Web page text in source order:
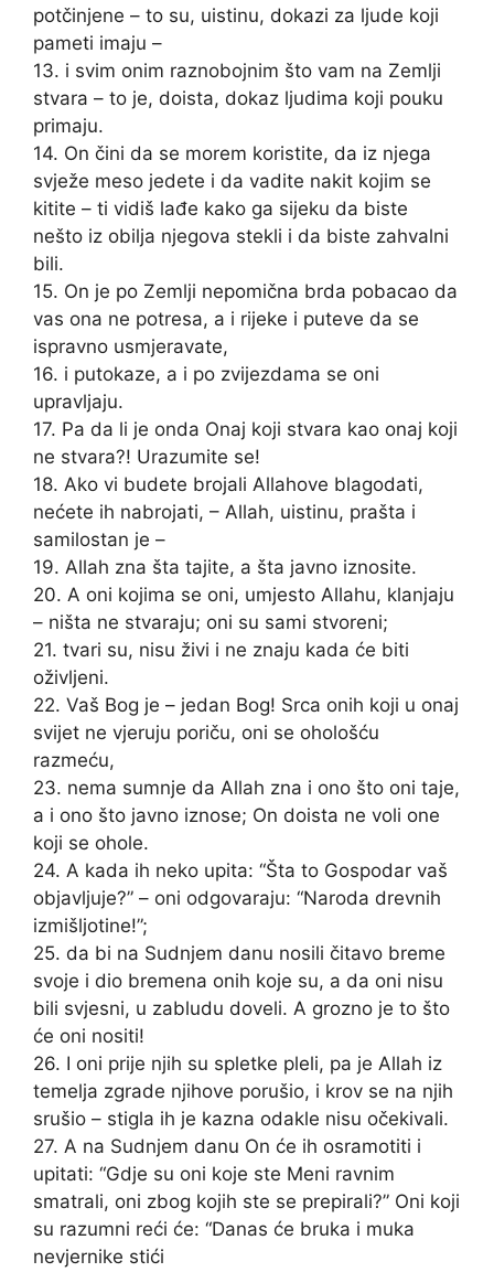
potčinjene – to su, uistinu, dokazi za ljude koji
pameti imaju –
13. i svim onim raznobojnim što vam na Zemlji
stvara – to je, doista, dokaz ljudima koji pouku
primaju.
14. On čini da se morem koristite, da iz njega
svježe meso jedete i da vadite nakit kojim se
kitite – ti vidiš lađe kako ga sijeku da biste
nešto iz obilja njegova stekli i da biste zahvalni
bili.
15. On je po Zemlji nepomična brda pobacao da
vas ona ne potresa, a i rijeke i puteve da se
ispravno usmjeravate,
16. i putokaze, a i po zvijezdama se oni
upravljaju.
17. Pa da li je onda Onaj koji stvara kao onaj koji
ne stvara?! Urazumite se!
18. Ako vi budete brojali Allahove blagodati,
nećete ih nabrojati, – Allah, uistinu, prašta i
samilostan je –
19. Allah zna šta tajite, a šta javno iznosite.
20. A oni kojima se oni, umjesto Allahu, klanjaju
– ništa ne stvaraju; oni su sami stvoreni;
21. tvari su, nisu živi i ne znaju kada će biti
oživljeni.
22. Vaš Bog je – jedan Bog! Srca onih koji u onaj
svijet ne vjeruju poriču, oni se ohološću
razmeću,
23. nema sumnje da Allah zna i ono što oni taje,
a i ono što javno iznose; On doista ne voli one
koji se ohole.
24. A kada ih neko upita: “Šta to Gospodar vaš
objavljuje?” – oni odgovaraju: “Naroda drevnih
izmišljotine!”;
25. da bi na Sudnjem danu nosili čitavo breme
svoje i dio bremena onih koje su, a da oni nisu
bili svjesni, u zabludu doveli. A grozno je to što
će oni nositi!
26. I oni prije njih su spletke pleli, pa je Allah iz
temelja zgrade njihove porušio, i krov se na njih
srušio – stigla ih je kazna odakle nisu očekivali.
27. A na Sudnjem danu On će ih osramotiti i
upitati: “Gdje su oni koje ste Meni ravnim
smatrali, oni zbog kojih ste se prepirali?” Oni koji
su razumni reći će: “Danas će bruka i muka
nevjernike stići